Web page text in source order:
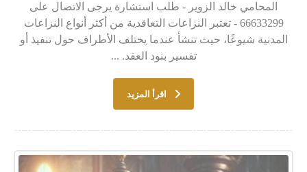
المحامي خالد الزوير - طلب استشارة يرجى الاتصال على
66633299 - تعتبر النزاعات التعاقدية من أكثر أنواع النزاعات
المدنية شيوعًا، حيث تنشأ عندما يختلف الأطراف حول تنفيذ أو
تفسير بنود العقد. ...
اقرأ المزيد